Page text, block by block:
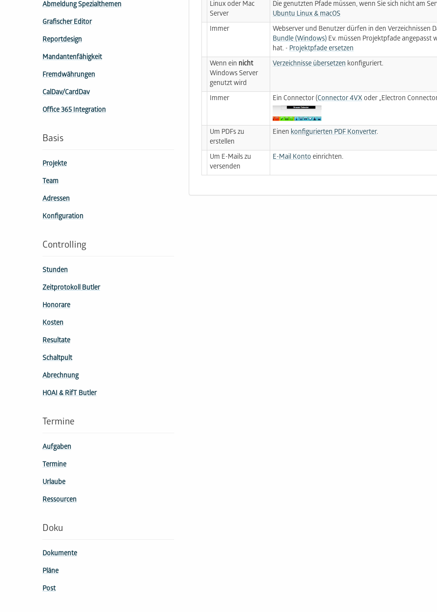
Abmeldung Spezialthemen
Grafischer Editor
Reportdesign
Mandantenfähigkeit
Fremdwährungen
CalDav/CardDav
Office 365 Integration
Basis
Projekte
Team
Adressen
Konfiguration
Controlling
Stunden
Zeitprotokoll Butler
Honorare
Kosten
Resultate
Schaltpult
Abrechnung
HOAI & RifT Butler
Termine
Aufgaben
Termine
Urlaube
Ressourcen
Doku
Dokumente
Pläne
Post
Linux oder Mac
Server
Die genutzten Pfade müssen, wenn Sie sich nicht am
Ubuntu Linux & macOS
Immer
Webserver und Benutzer dürfen in den Verzeichnissen
Bundle (Windows) Ev. müssen Projektpfade angepasst
hat. - Projektpfade ersetzen
Wenn ein nicht
Windows Server
genutzt wird
Verzeichnisse übersetzen konfiguriert.
Immer Ein Connector (Connector 4VXoder „Electron
Um PDFs zu
erstellen
Einen konfigurierten PDF Konverter.
Um E-Mails zu
versenden
E-Mail Kontoeinrichten.